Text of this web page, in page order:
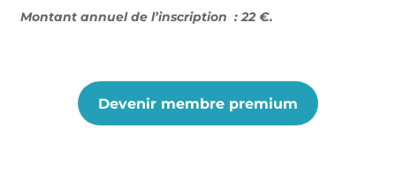
Montant annuel de l’inscription : 22 €.
Devenir membre premium